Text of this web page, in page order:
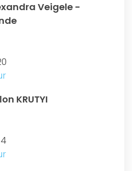
Veigele -
KRUTYI